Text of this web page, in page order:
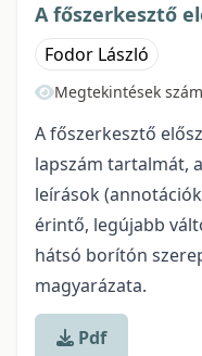
A főszerkesztő
Fodor László
Megtekintések
A főszerkesztő
lapszám tartalmát,
leírások
érintő, legújabb
hátsó borítón
magyarázata.
Pdf